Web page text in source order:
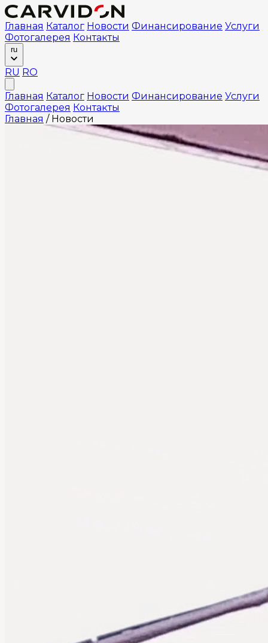
Главная Каталог Новости Финансирование Услуги
Фотогалерея Контакты
ru
RU RO
Главная Каталог Новости Финансирование Услуги
Фотогалерея Контакты
Главная / Новости